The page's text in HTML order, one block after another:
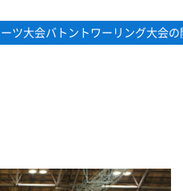
ツ大会バトントワーリング大会の